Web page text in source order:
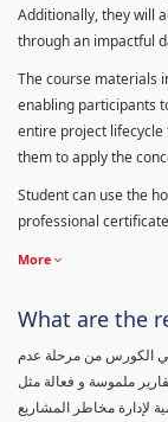
Additionally, they will
through an impactful
The course materials
enabling participants
entire project lifecycle
them to apply the
Student can use the
professional
More
What are the
في الكورس من مرحلة عدم
ملموسة و فعالة مثل